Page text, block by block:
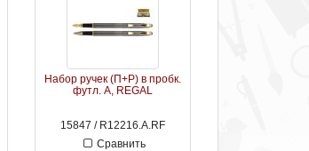
Набор ручек (П+Р) в пробк.
футл. А, REGAL
15847 / R12216.А.RF
Сравнить